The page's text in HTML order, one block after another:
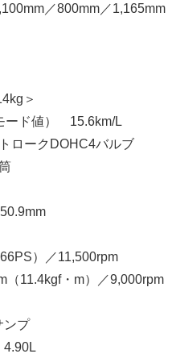
／800mm／1,165mm
＞
ード値） 15.6km/L
ロークDOHC4バルブ
）／11,500rpm
11.4kgf・m）／9,000rpm
プ